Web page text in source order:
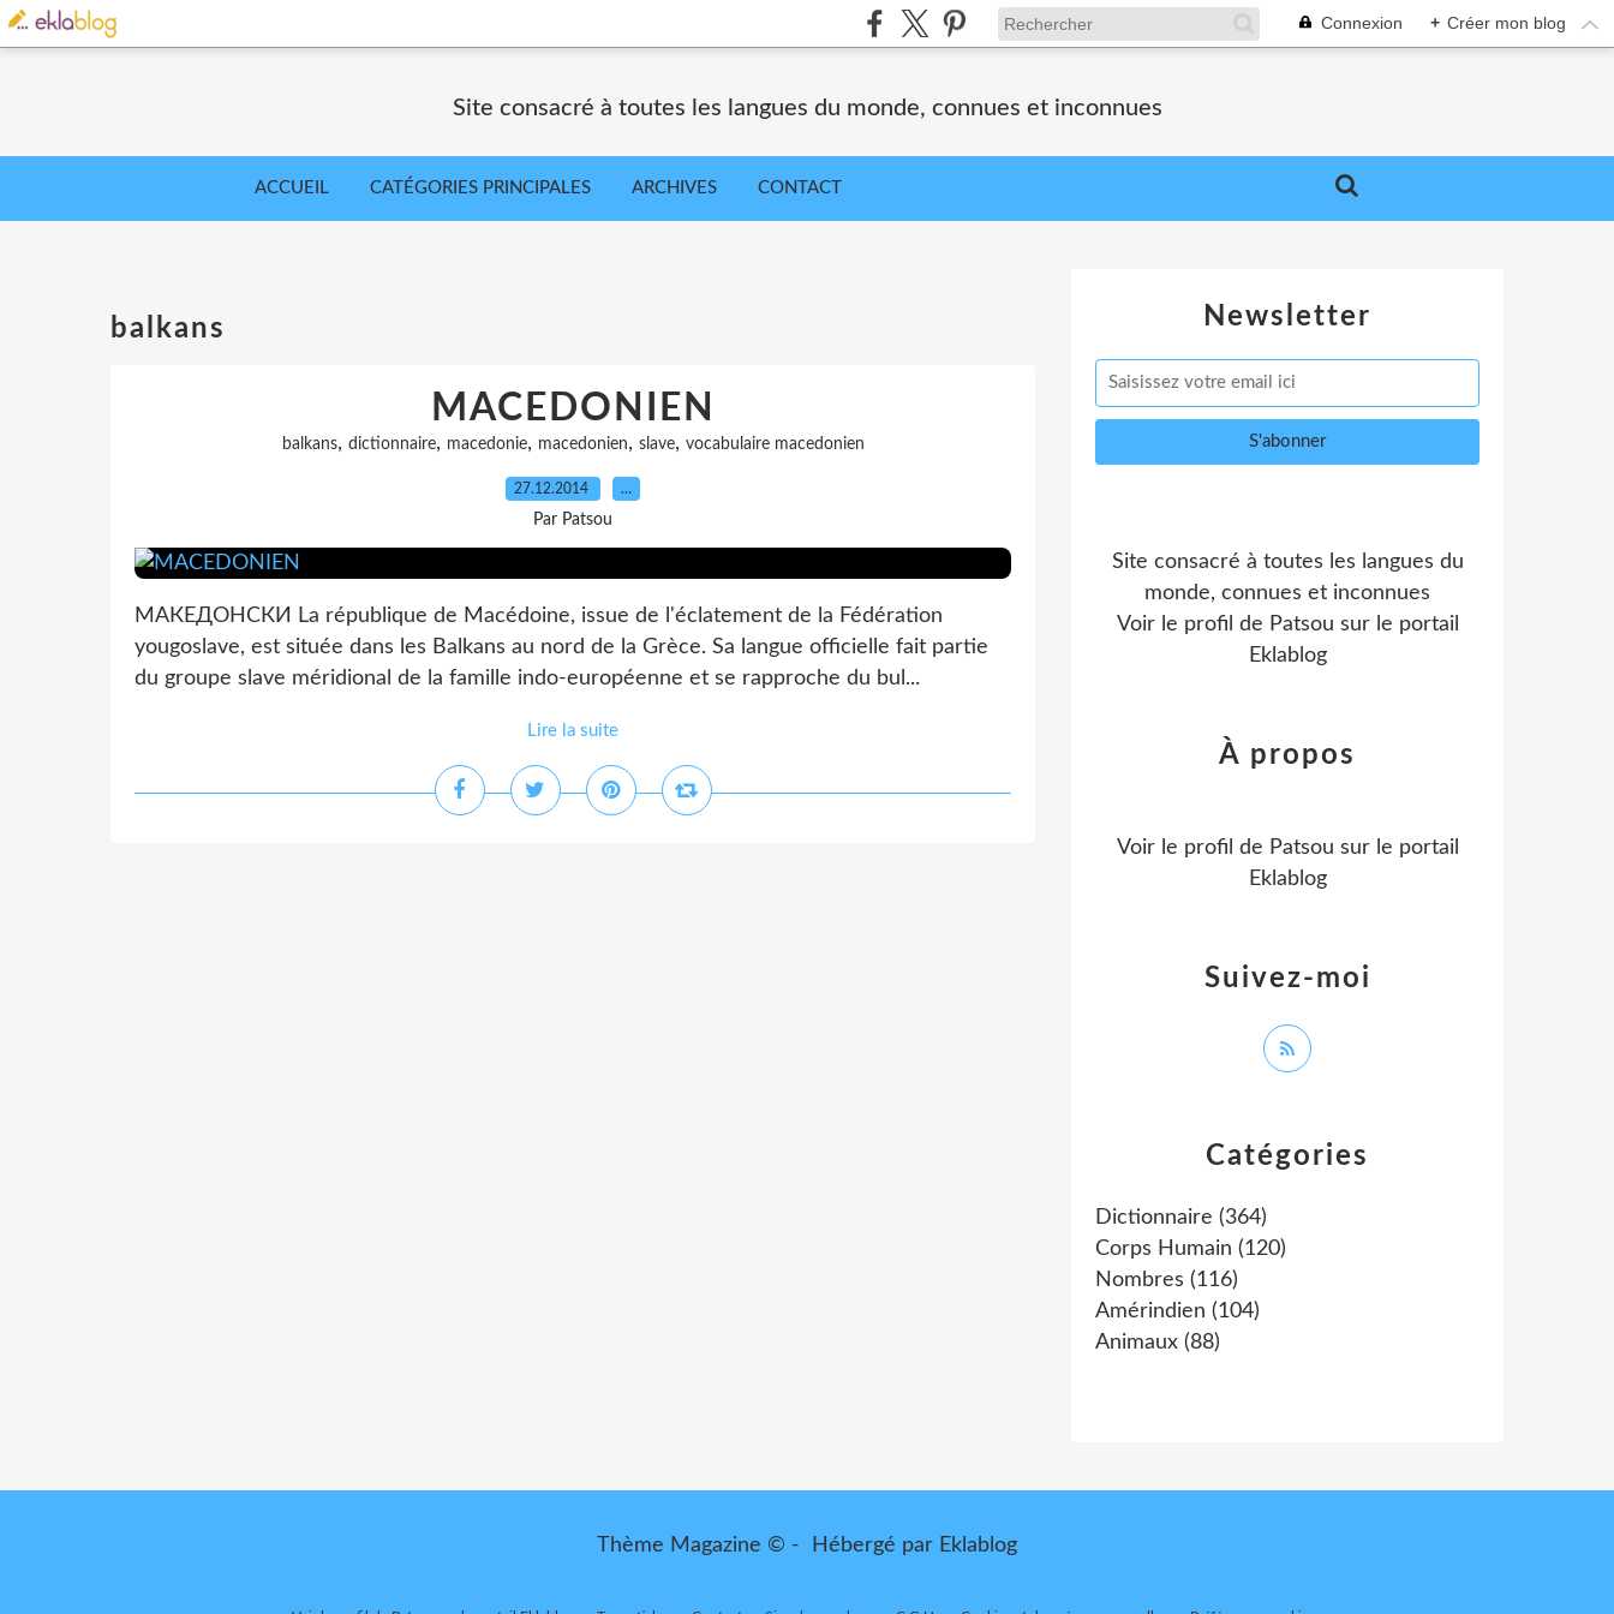
Connexion + Créer mon blog
Site consacré à toutes les langues du monde, connues et inconnues
ACCUEIL CATÉGORIES PRINCIPALES ARCHIVES CONTACT
balkans
MACEDONIEN
balkans, dictionnaire, macedonie, macedonien, slave, vocabulaire macedonien
27.12.2014 …
Par Patsou
МАКЕДОНСКИ La république de Macédoine, issue de l'éclatement de la Fédération
yougoslave, est située dans les Balkans au nord de la Grèce. Sa langue officielle fait partie
du groupe slave méridional de la famille indo-européenne et se rapproche du bul...
Lire la suite
Newsletter
Catégories
Dictionnaire (364)
Corps Humain (120)
Nombres (116)
Amérindien (104)
Animaux (88)
Site consacré à toutes les langues du
monde, connues et inconnues
Voir le profil de Patsou sur le portail
Eklablog
Suivez-moi
À propos
Voir le profil de Patsou sur le portail
Eklablog
Thème Magazine © - Hébergé par Eklablog